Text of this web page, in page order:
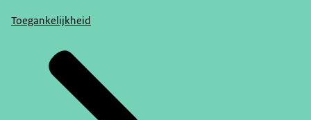
Toegankelijkheid